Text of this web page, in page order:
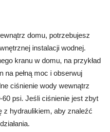
domu, potrzebujesz
instalacji wodnej.
kranu w domu, na przykład
na pełną moc i obserwuj
ciśnienie wody wewnątrz
60 psi. Jeśli ciśnienie jest zbyt
z hydraulikiem, aby znaleźć